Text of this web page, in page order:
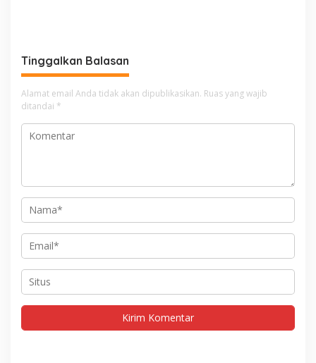
Tinggalkan Balasan
Alamat email Anda tidak akan dipublikasikan. Ruas yang wajib
ditandai *